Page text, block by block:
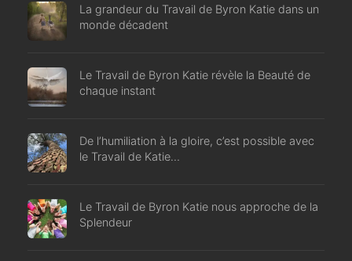
La grandeur du Travail de Byron Katie dans un
monde décadent
Le Travail de Byron Katie révèle la Beauté de
chaque instant
De l’humiliation à la gloire, c’est possible avec
le Travail de Katie…
Le Travail de Byron Katie nous approche de la
Splendeur